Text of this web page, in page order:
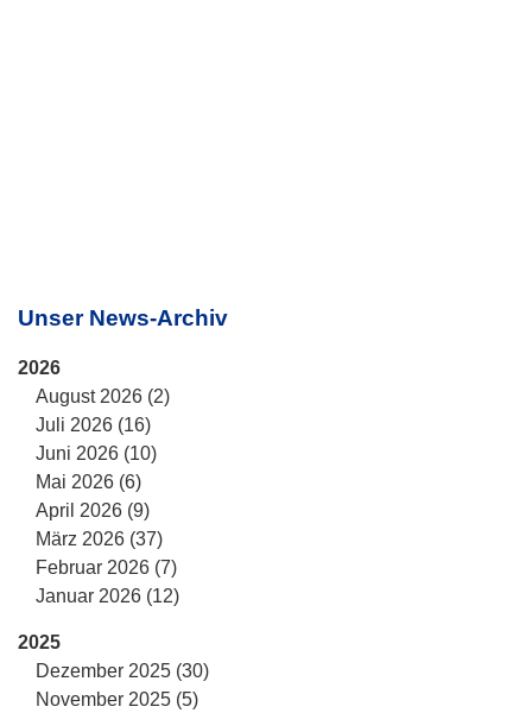
Unser News-Archiv
2026
August 2026 (2)
Juli 2026 (16)
Juni 2026 (10)
Mai 2026 (6)
April 2026 (9)
März 2026 (37)
Februar 2026 (7)
Januar 2026 (12)
2025
Dezember 2025 (30)
November 2025 (5)